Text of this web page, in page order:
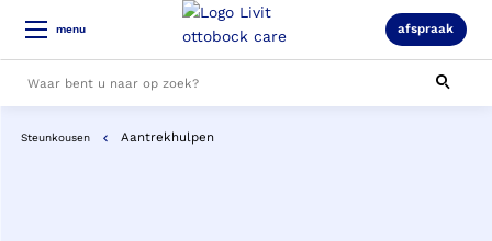
menu afspraak
Alle resultaten
Steunkousen Aantrekhulpen